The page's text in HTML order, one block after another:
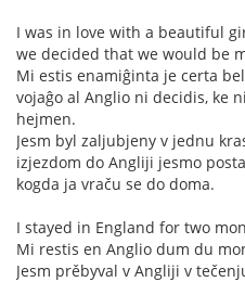
I was in love with a beautiful
we decided that we would be
Mi estis enamiĝinta je certa
vojaĝo al Anglio ni decidis, ke
hejmen.
Jesm byl zaljubjeny v jednu
izjezdom do Angliji jesmo
kogda ja vraču se do doma.
I stayed in England for two
Mi restis en Anglio dum du
Jesm prěbyval v Angliji v